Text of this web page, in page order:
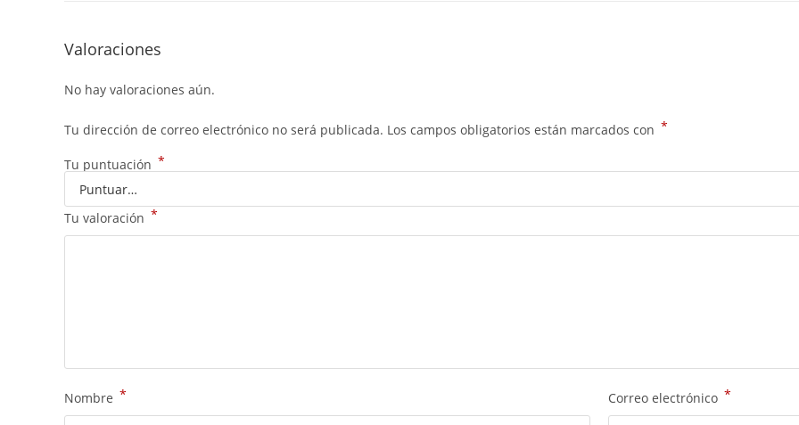
Valoraciones
No hay valoraciones aún.
Tu dirección de correo electrónico no será publicada. Los campos obligatorios están marcados con *
Tu puntuación *
Tu valoración *
Nombre * Correo electrónico *